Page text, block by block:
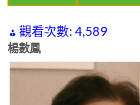
觀看次數: 4,589
楊數鳳